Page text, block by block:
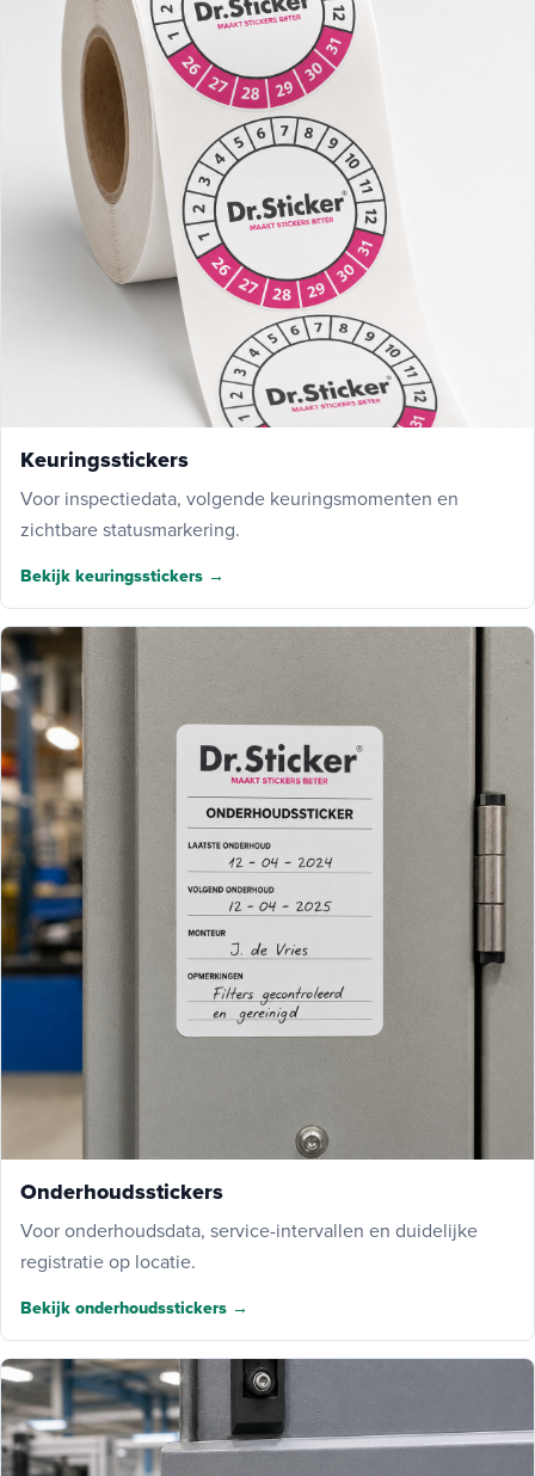
Keuringsstickers
Voor inspectiedata, volgende keuringsmomenten en
zichtbare statusmarkering.
Bekijk keuringsstickers →
Onderhoudsstickers
Voor onderhoudsdata, service-intervallen en duidelijke
registratie op locatie.
Bekijk onderhoudsstickers →